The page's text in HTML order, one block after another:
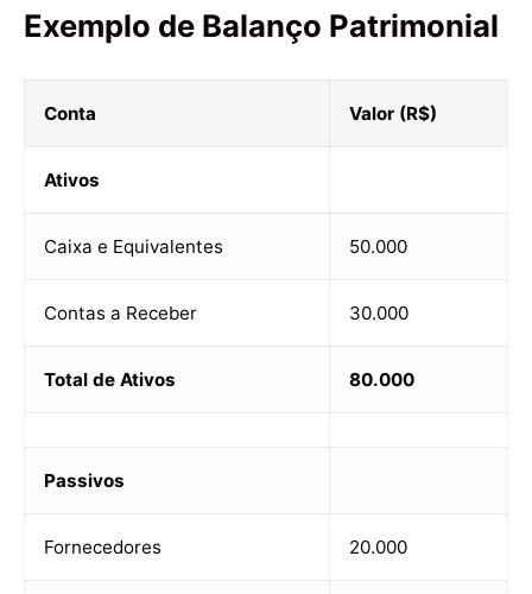
Exemplo de Balanço Patrimonial
Conta Valor (R$)
Ativos
Caixa e Equivalentes 50.000
Contas a Receber 30.000
Total de Ativos 80.000
Passivos
Fornecedores 20.000